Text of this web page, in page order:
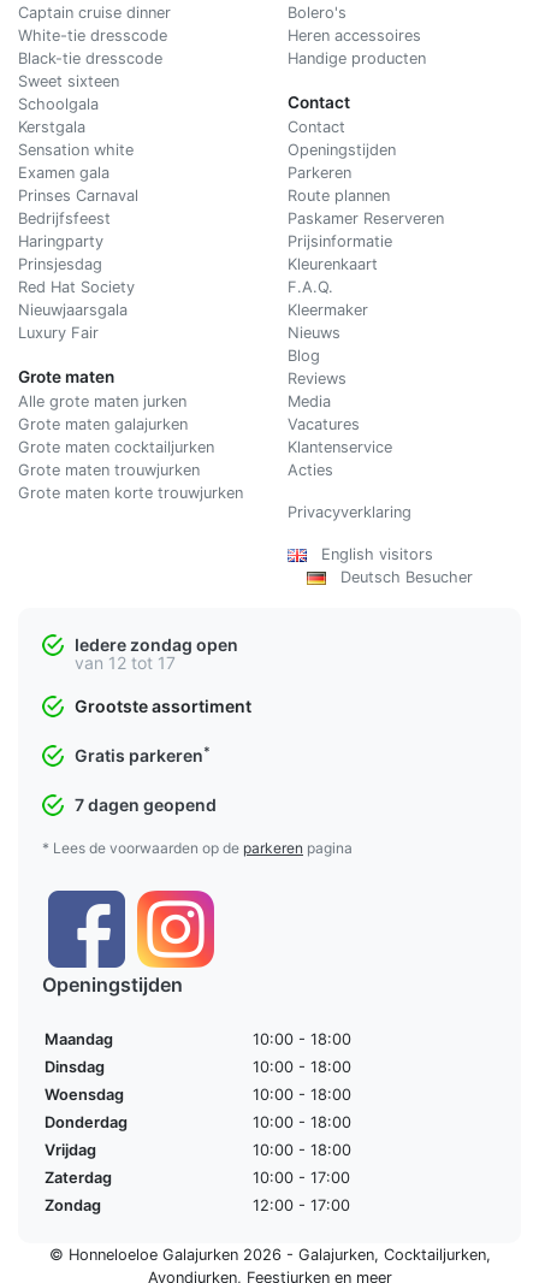
Captain cruise dinner
White-tie dresscode
Black-tie dresscode
Sweet sixteen
Schoolgala
Kerstgala
Sensation white
Examen gala
Prinses Carnaval
Bedrijfsfeest
Haringparty
Prinsjesdag
Red Hat Society
Nieuwjaarsgala
Luxury Fair
Grote maten
Alle grote maten jurken
Grote maten galajurken
Grote maten cocktailjurken
Grote maten trouwjurken
Grote maten korte trouwjurken
Bolero's
Heren accessoires
Handige producten
Contact
Contact
Openingstijden
Parkeren
Route plannen
Paskamer Reserveren
Prijsinformatie
Kleurenkaart
F.A.Q.
Kleermaker
Nieuws
Blog
Reviews
Media
Vacatures
Klantenservice
Acties
Privacyverklaring
English visitors
Deutsch Besucher
Iedere zondag open
van 12 tot 17
Grootste assortiment
Gratis parkeren*
7 dagen geopend
* Lees de voorwaarden op de parkeren pagina
Openingstijden
Maandag
10:00 - 18:00
Dinsdag
10:00 - 18:00
Woensdag
10:00 - 18:00
Donderdag
10:00 - 18:00
Vrijdag
10:00 - 18:00
Zaterdag
10:00 - 17:00
Zondag
12:00 - 17:00
© Honneloeloe Galajurken 2026 - Galajurken, Cocktailjurken,
Avondjurken, Feestjurkenen meer